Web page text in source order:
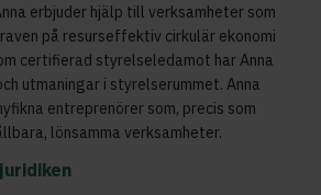
erbjuder hjälp till verksamheter som
på resurseffektiv cirkulär ekonomi
certifierad styrelseledamot har Anna
utmaningar i styrelserummet. Anna
entreprenörer som, precis som
lönsamma verksamheter.